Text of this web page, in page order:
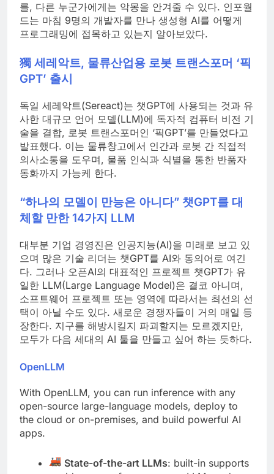
를, 다른 누군가에게는 악몽을 안겨줄 수 있다. 인포월
드는 마침 9명의 개발자를 만나 생성형 AI를 어떻게
프로그래밍에 접목하고 있는지 알아보았다.
獨 세레악트, 물류산업용 로봇 트랜스포머 ‘픽
GPT’ 출시
독일 세레악트(Sereact)는 챗GPT에 사용되는 것과 유
사한 대규모 언어 모델(LLM)에 독자적 컴퓨터 비전 기
술을 결합, 로봇 트랜스포머인 ‘픽GPT’를 만들었다고
발표했다. 이는 물류창고에서 인간과 로봇 간 직접적
의사소통을 도우며, 물품 인식과 식별을 통한 반품자
동화까지 가능케 한다.
“하나의 모델이 만능은 아니다” 챗GPT를 대
체할 만한 14가지 LLM
대부분 기업 경영진은 인공지능(AI)을 미래로 보고 있
으며 많은 기술 리더는 챗GPT를 AI와 동의어로 여긴
다. 그러나 오픈AI의 대표적인 프로젝트 챗GPT가 유
일한 LLM(Large Language Model)은 결코 아니며,
소프트웨어 프로젝트 또는 영역에 따라서는 최선의 선
택이 아닐 수도 있다. 새로운 경쟁자들이 거의 매일 등
장한다. 지구를 해방시킬지 파괴할지는 모르겠지만,
모두가 다음 세대의 AI 툴을 만들고 싶어 하는 듯하다.
OpenLLM
With OpenLLM, you can run inference with any
open-source large-language models, deploy to
the cloud or on-premises, and build powerful AI
apps.
State-of-the-art LLMs: built-in supports